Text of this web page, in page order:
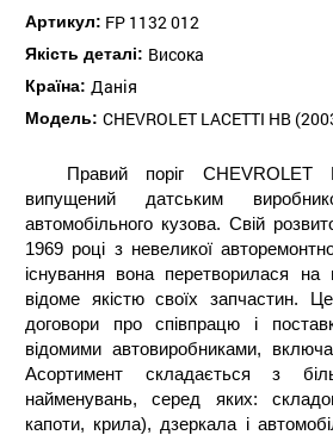
Артикул: FP 1132 012
Якість деталі: Висока
Країна: Данія
Модель: CHEVROLET LACETTI HB
Правий поріг
випущений датським
автомобільного кузова. Свій
1969 році з невеликої
існування вона перетворилася на
відоме якістю своїх запчастин.
договори про співпрацю і
відомими автовиробниками,
Асортимент складається з
найменувань, серед яких:
капоти, крила), дзеркала і